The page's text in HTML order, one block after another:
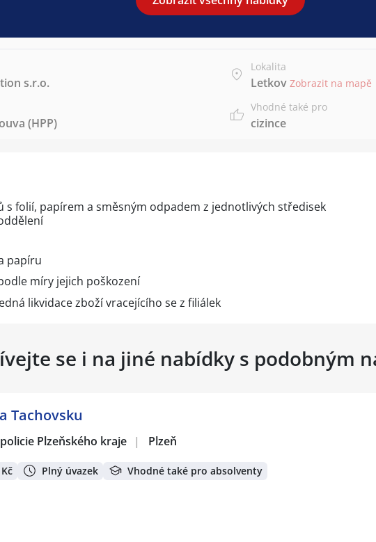
s.r.o.
Lokalita
Letkov Zobrazit na mapě
(HPP)
Vhodné také pro
cizince
s folií, papírem a směsným odpadem z jednotlivých středisek
papíru
míry jejich poškození
likvidace zboží vracejícího se z filiálek
se i na jiné nabídky s podobným
Tachovsku
Plzeňského kraje | Plzeň
Plný úvazek Vhodné také pro absolventy